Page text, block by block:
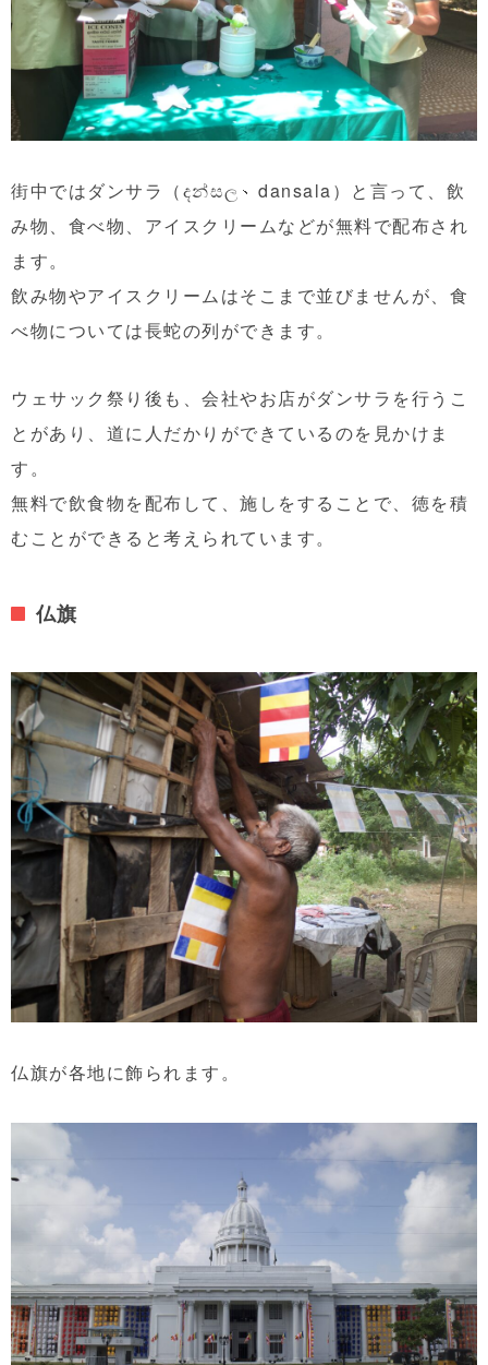
街中ではダンサラ（දන්සල、dansala）と言って、飲
み物、食べ物、アイスクリームなどが無料で配布され
ます。
飲み物やアイスクリームはそこまで並びませんが、食
べ物については長蛇の列ができます。
ウェサック祭り後も、会社やお店がダンサラを行うこ
とがあり、道に人だかりができているのを見かけま
す。
無料で飲食物を配布して、施しをすることで、徳を積
むことができると考えられています。
仏旗
仏旗が各地に飾られます。